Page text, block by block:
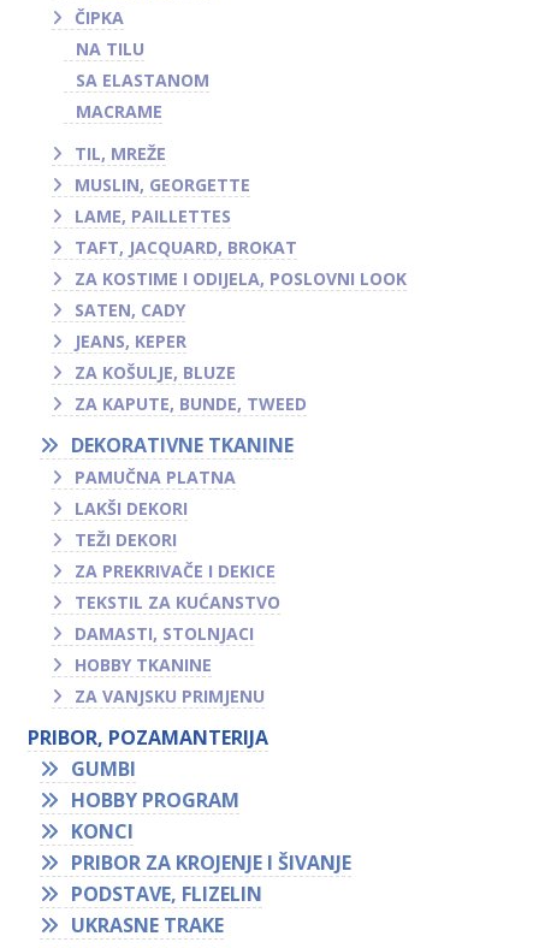
ČIPKA
NA TILU
SA ELASTANOM
MACRAME
TIL, MREŽE
MUSLIN, GEORGETTE
LAME, PAILLETTES
TAFT, JACQUARD, BROKAT
ZA KOSTIME I ODIJELA, POSLOVNI LOOK
SATEN, CADY
JEANS, KEPER
ZA KOŠULJE, BLUZE
ZA KAPUTE, BUNDE, TWEED
DEKORATIVNE TKANINE
PAMUČNA PLATNA
LAKŠI DEKORI
TEŽI DEKORI
ZA PREKRIVAČE I DEKICE
TEKSTIL ZA KUĆANSTVO
DAMASTI, STOLNJACI
HOBBY TKANINE
ZA VANJSKU PRIMJENU
PRIBOR, POZAMANTERIJA
GUMBI
HOBBY PROGRAM
KONCI
PRIBOR ZA KROJENJE I ŠIVANJE
PODSTAVE, FLIZELIN
UKRASNE TRAKE